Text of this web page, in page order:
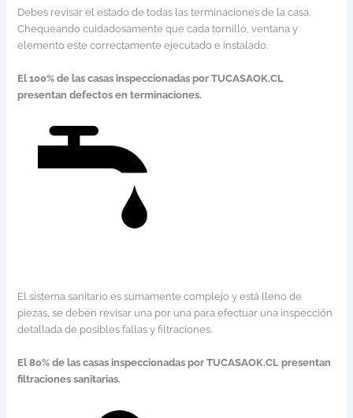
Debes revisar el estado de todas las terminaciones de la casa.
Chequeando cuidadosamente que cada tornillo, ventana y
elemento este correctamente ejecutado e instalado.
El 100% de las casas inspeccionadas por TUCASAOK.CL
presentan defectos en terminaciones.
El sistema sanitario es sumamente complejo y está lleno de
piezas, se deben revisar una por una para efectuar una inspección
detallada de posibles fallas y filtraciones.
El 80% de las casas inspeccionadas por TUCASAOK.CL presentan
filtraciones sanitarias.